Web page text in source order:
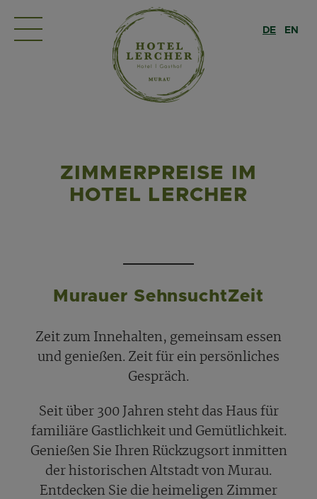
ZIMMERPREISE IM
HOTEL LERCHER
Murauer SehnsuchtZeit
Zeit zum Innehalten, gemeinsam essen
und genießen. Zeit für ein persönliches
Gespräch.
Seit über 300 Jahren steht das Haus für
familiäre Gastlichkeit und Gemütlichkeit.
Genießen Sie Ihren Rückzugsort inmitten
der historischen Altstadt von Murau.
Entdecken Sie die heimeligen Zimmer
DE EN